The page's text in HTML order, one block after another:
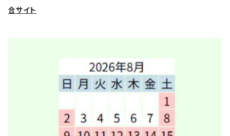
合サイト